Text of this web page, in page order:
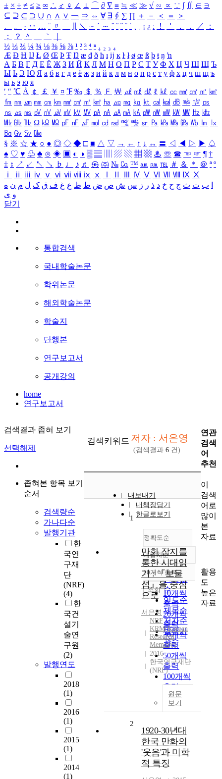
± × ÷ ≠ ≤ ≥ ∞ ∴ ♂ ♀ ∠ ⊥ ⌒ ∂ ∇ ≡ ≒ ≪ ≫ √ ∽ ∝ ∵ ∫ ∬ ∈ ∋
⊆ ⊇ ⊂ ⊃ ∪ ∩ ∧ ∨ ￢ ⇒ ⇔ ∀ ∃ ∮ ∑ ∏ ＋ － ＜ ＝
＞
、
。 · ‥ … ¨ 〃 ― ＼ ∼ ´ ～ ˇ ˘ ˝ ˚ ˙ ¸ ¡ ¿ ː ！ ＇ ， ． ／
：
；
？ ＾ ｀
½ ⅓ ⅔ ¼ ¾ ⅛ ⅜ ⅝ ⅞ ¹ ² ³ ⁴ ⁿ ₁ ₂ ₃ ₄
Æ Ð Ħ Ĳ Ł Ø Œ Þ Ŧ Ŋ æ đ ð ħ ı ĳ ĸ ŀ ł ø œ ß þ ŧ ŋ ŉ
А Б В Г Д Е Ё Ж З И Й К Л М Н О П Р С Т У Ф Х Ц Ч Ш Щ Ъ
Ы Ь Э Ю Я а б в г д е ё ж з и й к л м н о п р с т у ф х ц ч ш щ ъ
ы ь э ю я
′ ″ ℃ Å ￠ ￡ ￥ ¤ ℉ ‰ ＄ ％ Ｆ ￦ ㎕ ㎖ ㎗ ℓ ㎘ ㏄ ㎣ ㎤ ㎥ ㎦
㎙ ㎚ ㎛ ㎜ ㎝ ㎞ ㎟ ㎠ ㎡ ㎢ ㏊ ㎍ ㎎ ㎏ ㏏ ㎈ ㎉ ㏈ ㎧ ㎨ ㎰
㎱ ㎲ ㎳ ㎴ ㎵ ㎶ ㎷ ㎸ ㎹ ㎀ ㎁ ㎂ ㎃ ㎄ ㎺ ㎻ ㎽ ㎾ ㎿ ㎐ ㎑
㎒ ㎓ ㎔ Ω ㏀ ㏁ ㎊ ㎋ ㎌ ㏖ ㏅ ㎭ ㎮ ㎯ ㏛ ㎩ ㎪ ㎫ ㎬ ㏝ ㏐
㏓
㏃ ㏉ ㏜ ㏆
§ ※ ☆ ★ ○ ● ◎ ◇ ◆ □ ■ △ ▽ → ← ↑ ↓ ↔ 〓 ◁ ◀ ▷ ▶ ♤
♠ ♡ ♥ ♧ ♣ ⊙ ◈ ▣ ◐ ◑ ▒ ▤ ▨ ▧ ▦ ▩ ♨ ☏ ☎ ☜ ☞ ¶ †
‡ ↕ ↗ ↙ ↖ ↘ ♭ ♩ ♪ ♬ ㉿ ㈜ № ㏇ ™ ㏂ ㏘ ℡ ＃ ＆ ＊ ＠ ª º
ⅰ
ⅱ ⅲ ⅳ ⅴ ⅵ ⅶ ⅷ ⅸ ⅹ Ⅳ Ⅴ Ⅵ Ⅶ Ⅷ Ⅸ Ⅹ
ب ت ث ج ح خ د ذ ر ز س ش ص ض ط ظ ع غ ف ق ک ل م ن ه
و ی
닫기
통합검색
국내학술논문
학위논문
해외학술논문
학술지
단행본
연구보고서
공개강의
home
연구보고서
검색결과 좁혀 보기
선택해제
좁혀본 항목 보기
순서
검색량순
가나다순
발행기관
한
국연
구재
단
(NRF)
(4)
한
국건
설기
술연
구원
(2)
발행연도
2018
(1)
2016
(1)
2015
(1)
2014
(1)
검색키워드 저자 : 서은영
(검색결과 6 건)
내보내기
내책장담기
한글로보기
정확도순
정확도
순
인기도
순
연도순
제목순
저자순
발행기
관순
내림차순
내림차순
10개씩 출력
10개씩
출력
20개씩
출력
30개씩
출력
50개씩
출력
100개씩
출력
조회
1
만화 잡지를
통한 시대읽
기 : 『보물
섬』을 중심
으로
서은영
NRF
KRM(Korean
Research
Memory)
2016
한국연구재단
(NRF)
원문
보기
2
1920-30년대
한국 만화의
'웃음'과 미학
적 특징
연관
검색
어
추천
이
검색
어로
많이
본
자료
활용
도
높은
자료